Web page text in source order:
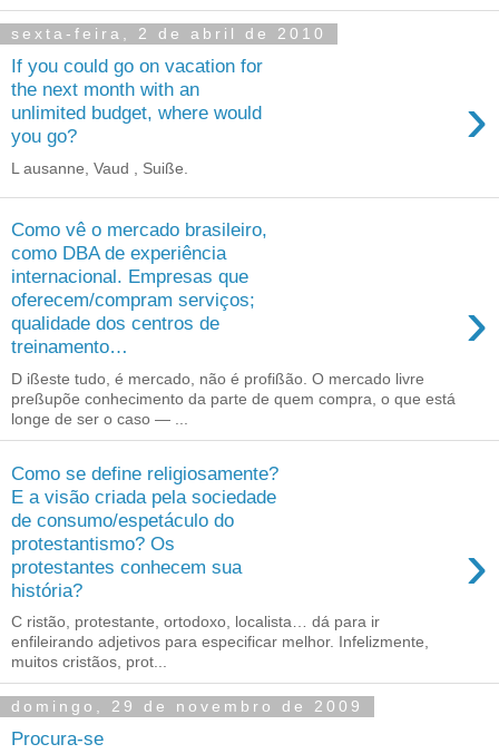
sexta-feira, 2 de abril de 2010
If you could go on vacation for
the next month with an
unlimited budget, where would
you go?
›
L ausanne, Vaud , Suiße.
Como vê o mercado brasileiro,
como DBA de experiência
internacional. Empresas que
oferecem/compram serviços;
qualidade dos centros de
treinamento…
›
D ißeste tudo, é mercado, não é profißão. O mercado livre
preßupõe conhecimento da parte de quem compra, o que está
longe de ser o caso — ...
Como se define religiosamente?
E a visão criada pela sociedade
de consumo/espetáculo do
protestantismo? Os
protestantes conhecem sua
história?
›
C ristão, protestante, ortodoxo, localista… dá para ir
enfileirando adjetivos para especificar melhor. Infelizmente,
muitos cristãos, prot...
domingo, 29 de novembro de 2009
Procura-se